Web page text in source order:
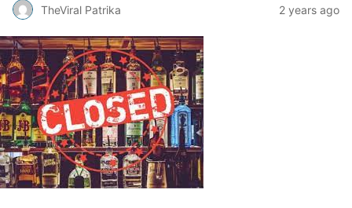
TheViral Patrika 2 years ago